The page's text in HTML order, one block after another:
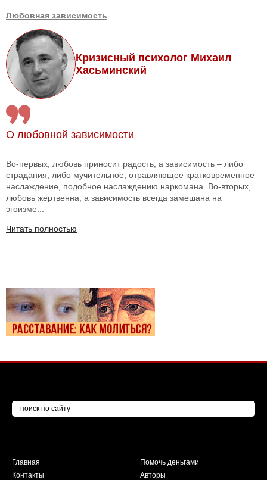
Любовная зависимость
Кризисный психолог Михаил
Хасьминский
О любовной зависимости
Во-первых, любовь приносит радость, а зависимость – либо
страдания, либо мучительное, отравляющее кратковременное
наслаждение, подобное наслаждению наркомана. Во-вторых,
любовь жертвенна, а зависимость всегда замешана на
эгоизме...
Читать полностью
Главная
Контакты
Помочь деньгами
Авторы